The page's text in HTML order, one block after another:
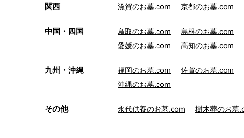
関西 滋賀のお墓.com 京都のお墓.com
中国・四国 鳥取のお墓.com 島根のお墓.com
愛媛のお墓.com
高知のお墓.com
九州・沖縄 福岡のお墓.com 佐賀のお墓.com
沖縄のお墓.com
その他 永代供養のお墓.com 樹木葬のお墓